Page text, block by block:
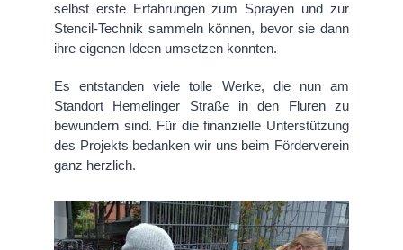
selbst erste Erfahrungen zum Sprayen und zur
Stencil-Technik sammeln können, bevor sie dann
ihre eigenen Ideen umsetzen konnten.
Es entstanden viele tolle Werke, die nun am
Standort Hemelinger Straße in den Fluren zu
bewundern sind. Für die finanzielle Unterstützung
des Projekts bedanken wir uns beim Förderverein
ganz herzlich.